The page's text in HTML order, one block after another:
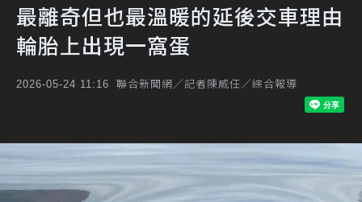
最離奇但也最溫暖的延後交車理由
輪胎上出現一窩蛋
2026-05-24 11:16 聯合新聞網／記者陳威任／綜合報導